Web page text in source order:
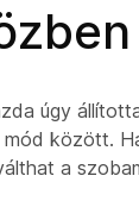
úgy
mód között.
a